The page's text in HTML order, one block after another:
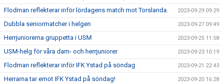
Flodman reflekterar inför lördagens match mot Torslanda. 2023-09-29 09:29
Dubbla seniormatcher i helgen 2023-09-27 09:49
Herrjuniorerna gruppetta i USM 2023-09-25 11:58
USM-helg för våra dam- och herrjuniorer 2023-09-23 10:19
Flodman reflekterar inför IFK Ystad på söndag 2023-09-21 22:43
Herrarna tar emot IFK Ystad på söndag! 2023-09-20 16:28